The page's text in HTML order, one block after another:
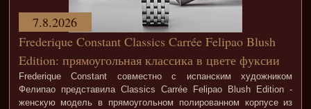
Frederique Constant Classics Carrée Felipao Blush
Edition: прямоугольная классика в цвете фуксии
Frederique Constant совместно с испанским художником
Фелипао представила Classics Carrée Felipao Blush Edition -
женскую модель в прямоугольном полированном корпусе из
7.8.2026